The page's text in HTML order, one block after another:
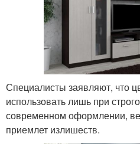
Специалисты заявляют, что
использовать лишь при
современном оформлении,
приемлет излишеств.